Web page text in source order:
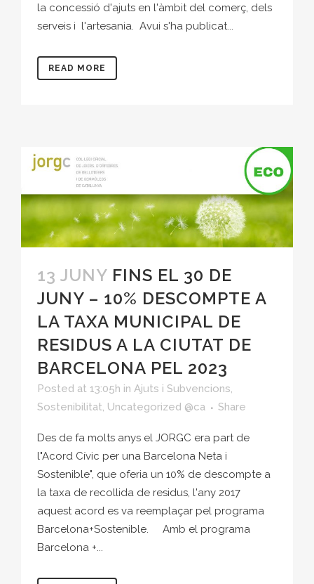
la concessió d'ajuts en l'àmbit del comerç, dels
serveis i l'artesania. Avui s'ha publicat...
READ MORE
13 JUNY FINS EL 30 DE
JUNY – 10% DESCOMPTE A
LA TAXA MUNICIPAL DE
RESIDUS A LA CIUTAT DE
BARCELONA PEL 2023
Posted at 13:05h in Ajuts i Subvencions,
Sostenibilitat, Uncategorized @ca Share
Des de fa molts anys el JORGC era part de
l"Acord Cívic per una Barcelona Neta i
Sostenible", que oferia un 10% de descompte a
la taxa de recollida de residus, l'any 2017
aquest acord es va reemplaçar pel programa
Barcelona+Sostenible. Amb el programa
Barcelona +...